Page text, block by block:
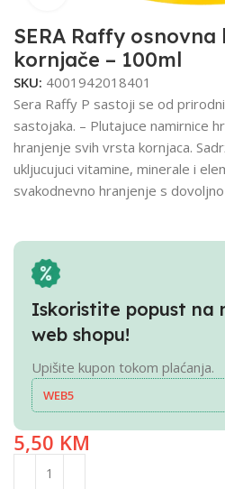
SERA Raffy osnovna
kornjače – 100ml
SKU: 4001942018401
Sera Raffy P sastoji se od
sastojaka. – Plutajuce namirnice
hranjenje svih vrsta kornjaca.
ukljucujuci vitamine, minerale i
svakodnevno hranjenje s
Iskoristite popust na
web shopu!
Upišite kupon tokom plaćanja.
WEB5
5,50 KM